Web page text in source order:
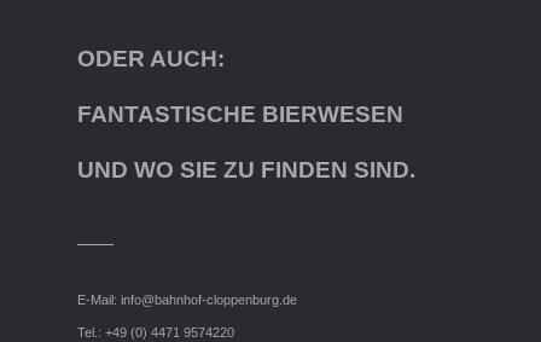
ODER AUCH:
FANTASTISCHE BIERWESEN
UND WO SIE ZU FINDEN SIND.
E-Mail: info@bahnhof-cloppenburg.de
Tel.: +49 (0) 4471 9574220